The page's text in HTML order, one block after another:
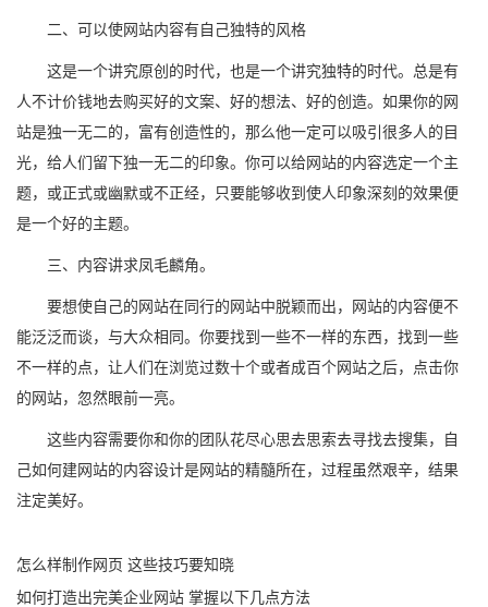
二、可以使网站内容有自己独特的风格
这是一个讲究原创的时代，也是一个讲究独特的时代。总是有
人不计价钱地去购买好的文案、好的想法、好的创造。如果你的网
站是独一无二的，富有创造性的，那么他一定可以吸引很多人的目
光，给人们留下独一无二的印象。你可以给网站的内容选定一个主
题，或正式或幽默或不正经，只要能够收到使人印象深刻的效果便
是一个好的主题。
三、内容讲求凤毛麟角。
要想使自己的网站在同行的网站中脱颖而出，网站的内容便不
能泛泛而谈，与大众相同。你要找到一些不一样的东西，找到一些
不一样的点，让人们在浏览过数十个或者成百个网站之后，点击你
的网站，忽然眼前一亮。
这些内容需要你和你的团队花尽心思去思索去寻找去搜集，自
己如何建网站的内容设计是网站的精髓所在，过程虽然艰辛，结果
注定美好。
怎么样制作网页 这些技巧要知晓
如何打造出完美企业网站 掌握以下几点方法